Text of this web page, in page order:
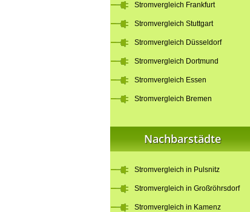
Stromvergleich Frankfurt
Stromvergleich Stuttgart
Stromvergleich Düsseldorf
Stromvergleich Dortmund
Stromvergleich Essen
Stromvergleich Bremen
Nachbarstädte
Stromvergleich in Pulsnitz
Stromvergleich in Großröhrsdorf
Stromvergleich in Kamenz